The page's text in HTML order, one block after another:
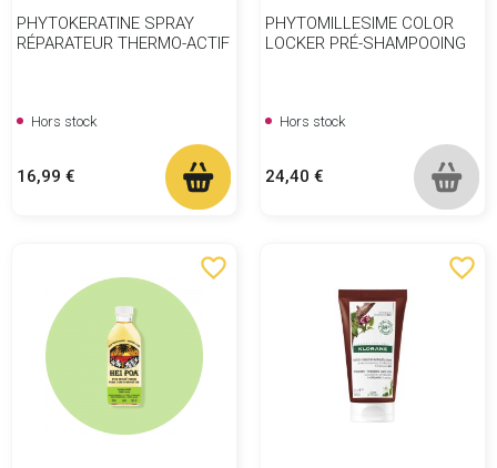
PHYTOKERATINE SPRAY
RÉPARATEUR THERMO-ACTIF
Hors stock
Prix
16,99 €
PHYTOMILLESIME COLOR
LOCKER PRÉ-SHAMPOOING
Hors stock
Prix
24,40 €
favorite_border favorite_border